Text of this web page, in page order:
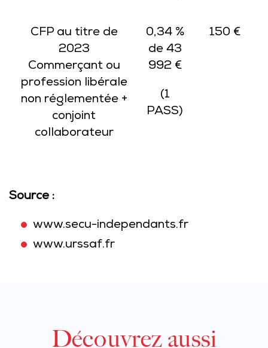
CFP au titre de
2023
Commerçant ou
profession libérale
non réglementée +
conjoint
collaborateur
0,34 %
de 43
992 €
(1
PASS)
150 €
Source :
www.secu-independants.fr
www.urssaf.fr
Découvrez aussi